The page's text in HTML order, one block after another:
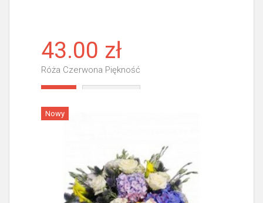
43.00 zł
Róża Czerwona Piękność
Nowy